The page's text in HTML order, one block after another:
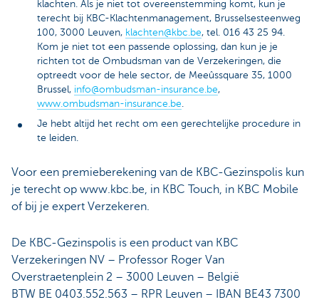
klachten. Als je niet tot overeenstemming komt, kun je
terecht bij KBC-Klachtenmanagement, Brusselsesteenweg
100, 3000 Leuven, klachten@kbc.be, tel. 016 43 25 94.
Kom je niet tot een passende oplossing, dan kun je je
richten tot de Ombudsman van de Verzekeringen, die
optreedt voor de hele sector, de Meeûssquare 35, 1000
Brussel, info@ombudsman-insurance.be,
www.ombudsman-insurance.be.
Je hebt altijd het recht om een gerechtelijke procedure in
te leiden.
Voor een premieberekening van de KBC-Gezinspolis kun
je terecht op www.kbc.be, in KBC Touch, in KBC Mobile
of bij je expert Verzekeren.
De KBC-Gezinspolis is een product van KBC
Verzekeringen NV – Professor Roger Van
Overstraetenplein 2 – 3000 Leuven – België
BTW BE 0403.552.563 – RPR Leuven – IBAN BE43 7300